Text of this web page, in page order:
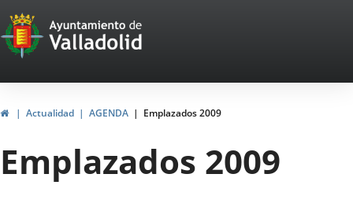
Portal
Web
del
Ayuntamiento
de
Valladolid
HomeActualidad AGENDA Emplazados 2009
Emplazados 2009